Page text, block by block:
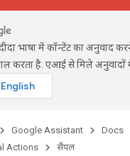
भाषा में कॉन्टेंट का अनुवाद
करता है. एआई से मिले अनुवादों
Google Assistant
Docs
Actions
सैंपल